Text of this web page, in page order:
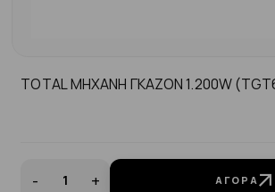
TOTAL ΜΗΧΑΝΗ ΓΚΑΖΟΝ 1.200W
- + ΑΓΟΡΆ